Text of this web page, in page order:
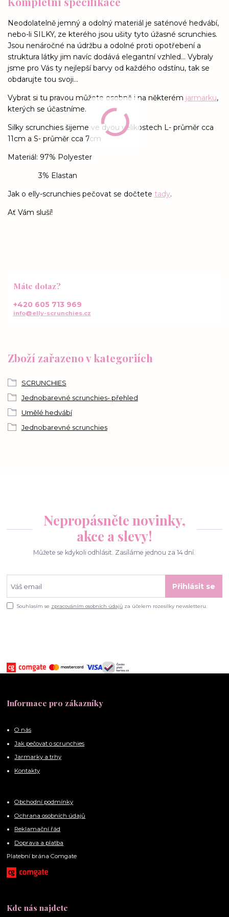
Neodolatelně jemný a odolný materiál je saténové hedvábí,
nebo-li SILKY, ze kterého jsou ušity tyto úžasné scrunchies.
Jsou nenáročné na údržbu a odolné proti opotřebení a
struktura látky jim navíc dodává elegantní vzhled... Vybraly
jsme pro Vás ty nejlepší barvy od každého odstínu, tak se
obdarujte tou svoji...
Vybrat si tu pravou můžete osobně i na některém jarmarku,
kterých se účastníme.
Silky scrunchies šijeme ve dvou velikostech L- průměr cca
11cm a S- průměr cca 7cm
Materiál: 97% Polyester
3% Elastan
Jak o elly-scrunchies pečovat se dočtete tady.
Ať Vám sluší!
Zboží zařazeno v kategoriích
SCRUNCHIES
Jednobarevné scrunchies- přehled
Umělé hedvábí
Jednobarevné scrunchies
Máte dotaz?
+420 605 713 969
info@elly-scrunchies.cz
Nepropásněte novinky,
akce a slevy!
Můžete se kdykoli odhlásit. Zasíláme jednou za 14 dní.
Přihlásit se
Souhlasím se zpracováním osobních údajů za účelem rozesílky newsletteru.
Informace pro zákazníky
O nás
Jak pečovat o scrunchies
Jarmarky a trhy
Kontakty
Obchodní podmínky
Ochrana osobních údajů
Reklamační řád
Doprava a platba
Platební brána Comgate
Kde nás najdete